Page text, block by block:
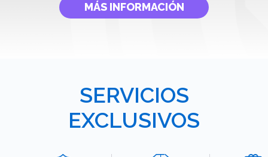
MÁS INFORMACIÓN
SERVICIOS
EXCLUSIVOS